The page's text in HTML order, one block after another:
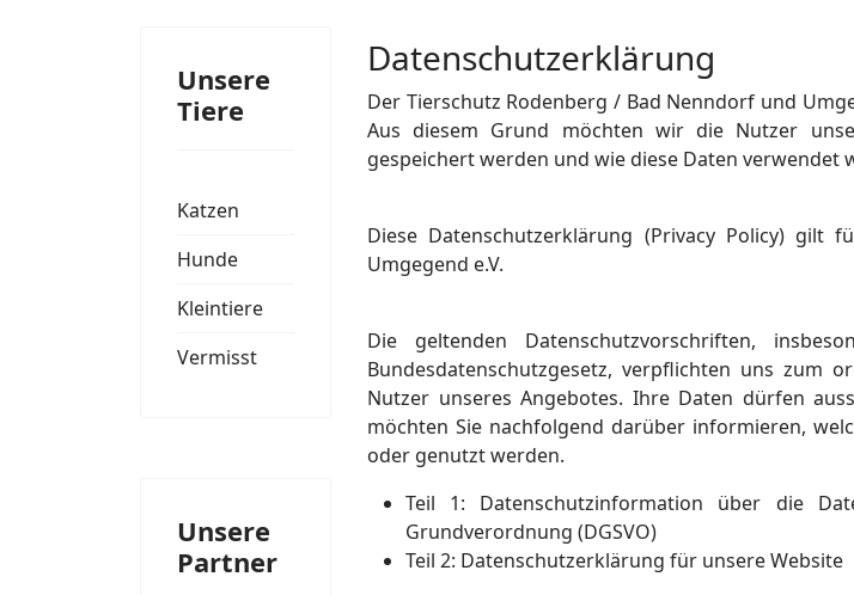
Unsere
Tiere
Katzen
Hunde
Kleintiere
Vermisst
Unsere
Partner
Datenschutzerklärung
Der Tierschutz Rodenberg / Bad Nenndorf und
Aus diesem Grund möchten wir die Nutzer
gespeichert werden und wie diese Daten verwendet
Diese Datenschutzerklärung (Privacy Policy)
Umgegend e.V.
Die geltenden Datenschutzvorschriften,
Bundesdatenschutzgesetz, verpflichten uns zum
Nutzer unseres Angebotes. Ihre Daten dürfen
möchten Sie nachfolgend darüber informieren,
oder genutzt werden.
Teil
1: Datenschutzinformation über die
Grundverordnung (DGSVO)
Teil 2: Datenschutzerklärung für unsere Website